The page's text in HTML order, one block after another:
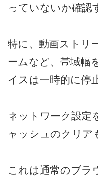
っていないか確認
特に、動画ストリ
ームなど、帯域幅
イスは一時的に停
ネットワーク設定
ャッシュのクリア
これは通常のブラ